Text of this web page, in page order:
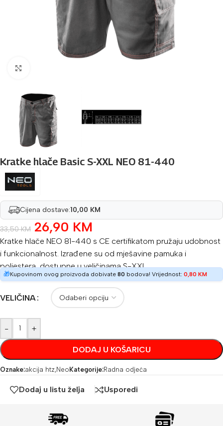
Kratke hlače Basic S-XXL NEO 81-440
Cijena dostave:10,00 KM
33,50KM 26,90 KM
Kratke hlače NEO 81-440 s CE certifikatom pružaju udobnost
i funkcionalnost. Izrađene su od mješavine pamuka i
poliestera, dostupne u veličinama S-XXL.
🎁Kupovinom ovog proizvoda dobivate 80 bodova! Vrijednost: 0,80 KM
VELIČINA
- +
DODAJ U KOŠARICU
Oznake:akcija htz,Neo Kategorije:Radna odjeća
Dodaj u listu želja Usporedi